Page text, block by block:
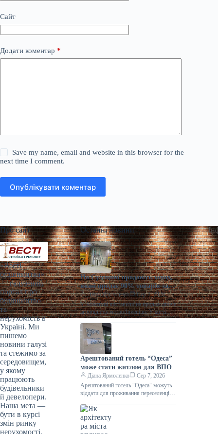
Сайт
Додати коментар *
Save my name, email and website in this browser for the
next time I comment.
Опублікувати коментар
Про сайт
«Весті
будівництва»
— галузевий
портал про
будівництво
та
нерухомість в
Україні. Ми
пишемо
новини галузі
та стежимо за
середовищем,
у якому
працюють
будівельники
й девелопери.
Наша мета —
бути в курсі
змін ринку
нерухомості.
Останні новини
На Сумщині продають завод,
який продає 90% товарів за
кордон
Діана Ярмоленко
Сер 7, 2026
У Конотопі виставили на продаж діюче
агропідприємство/Inventure У місті
Конотоп Сумської області виставили
на продаж 100% корпоративних прав
діючого агропереробного
Арештований готель “Одеса”
може стати житлом для ВПО
Діана Ярмоленко
Сер 7, 2026
Арештований готель "Одеса" можуть
віддати для проживання переселенців /
може стати першим арештованим
об’єктом нерухомості,